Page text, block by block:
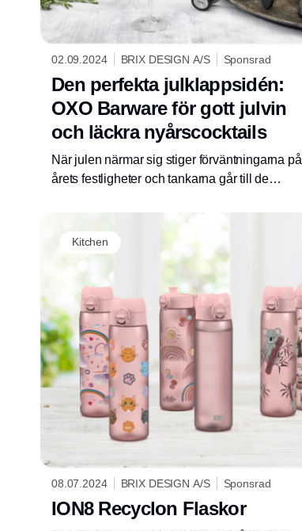
02.09.2024 BRIX DESIGN A/S Sponsrad
Den perfekta julklappsidén:
OXO Barware för gott julvin
och läckra nyårscocktails
När julen närmar sig stiger förväntningarna på
årets festligheter och tankarna går till de
Kitchen
08.07.2024 BRIX DESIGN A/S Sponsrad
ION8 Recyclon Flaskor